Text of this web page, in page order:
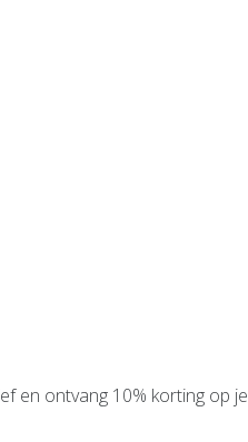
en ontvang 10% korting op je